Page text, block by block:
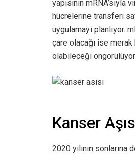
yapısının
hücrelerine transferi
uygulamayı planlıyor.
çare olacağı ise
olabileceği
Kanser
2020 yılının